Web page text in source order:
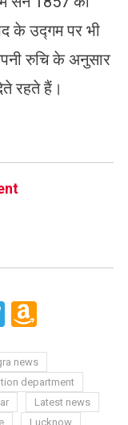
के उद्गम पर भी
रुचि के अनुसार
रहते हैं।
Telegram
Amazon
List
news
department
Latest news
Lucknow